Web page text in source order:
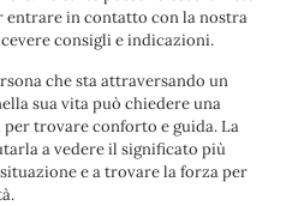
entrare in contatto con la nostra
consigli e indicazioni.
che sta attraversando un
sua vita può chiedere una
trovare conforto e guida. La
a vedere il significato più
e a trovare la forza per